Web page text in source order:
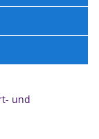
und